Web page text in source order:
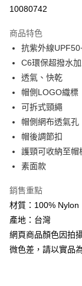
悠遊付
Google Pay
全盈+PAY
大哥付你分期
相關說明
【大哥付你分期使用
1.本服務由台灣大哥
2.付款方式選擇「大
流程，驗證手機門號
3.實際核准額度、可
4.訂單成立30分鐘內
消。如遇「轉專審核
法說明評估內容。
1.分期款項不併入電
醒簡訊。
AFTEE先享後付
相關說明
【關於「AFTEE先享
便利好安心！
１．簡單：不需註冊
２．便利：只要手機
３．安心：先確認商
１．於結帳方式選擇
貨到付款
全家取貨付款
10080742
商品特色
抗紫外線
C6環保超撥水
透氣、快乾
帽側LOGO織標
可拆式頸繩
帽側網布透氣孔
帽後調節扣
護頸可收納至帽
素面款
銷售重點
材質：100% Nylon
產地：台灣
網頁商品顏色因拍
微色差，請以實品